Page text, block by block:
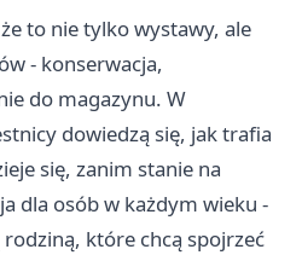
to nie tylko wystawy, ale
- konserwacja,
do magazynu. W
dowiedzą się, jak trafia
się, zanim stanie na
dla osób w każdym wieku -
rodziną, które chcą spojrzeć